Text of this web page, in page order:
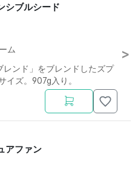
シブルシード
ム
ンド」をブレンドしたズプ
イズ。907g入り。
アファン